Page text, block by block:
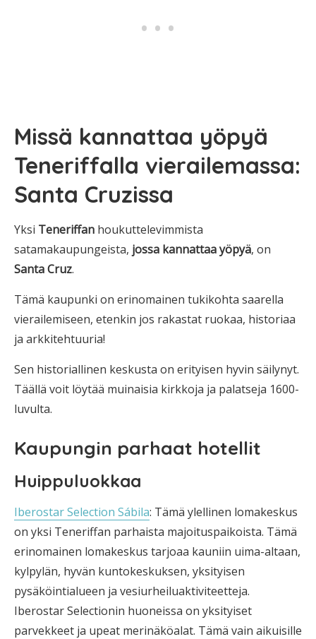
Missä kannattaa yöpyä
Teneriffalla vierailemassa:
Santa Cruzissa
Yksi Teneriffan houkuttelevimmista
satamakaupungeista, jossa kannattaa yöpyä, on
Santa Cruz.
Tämä kaupunki on erinomainen tukikohta saarella
vierailemiseen, etenkin jos rakastat ruokaa, historiaa
ja arkkitehtuuria!
Sen historiallinen keskusta on erityisen hyvin säilynyt.
Täällä voit löytää muinaisia kirkkoja ja palatseja 1600-
luvulta.
Kaupungin parhaat hotellit
Huippuluokkaa
Iberostar Selection Sábila: Tämä ylellinen lomakeskus
on yksi Teneriffan parhaista majoituspaikoista. Tämä
erinomainen lomakeskus tarjoaa kauniin uima-altaan,
kylpylän, hyvän kuntokeskuksen, yksityisen
pysäköintialueen ja vesiurheiluaktiviteetteja.
Iberostar Selectionin huoneissa on yksityiset
parvekkeet ja upeat merinäköalat. Tämä vain aikuisille